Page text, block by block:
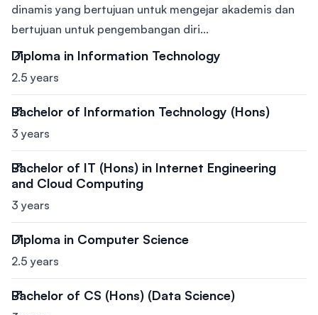
dinamis yang bertujuan untuk mengejar akademis dan
bertujuan untuk pengembangan diri...
Diploma in Information Technology
2.5 years
Bachelor of Information Technology (Hons)
3 years
Bachelor of IT (Hons) in Internet Engineering
and Cloud Computing
3 years
Diploma in Computer Science
2.5 years
Bachelor of CS (Hons) (Data Science)